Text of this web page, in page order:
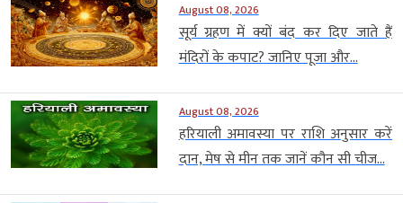
August 08, 2026
सूर्य ग्रहण में क्यों बंद कर दिए जाते हैं
मंदिरों के कपाट? जानिए पूजा और...
August 08, 2026
हरियाली अमावस्या पर राशि अनुसार करें
दान, मेष से मीन तक जानें कौन सी चीज...